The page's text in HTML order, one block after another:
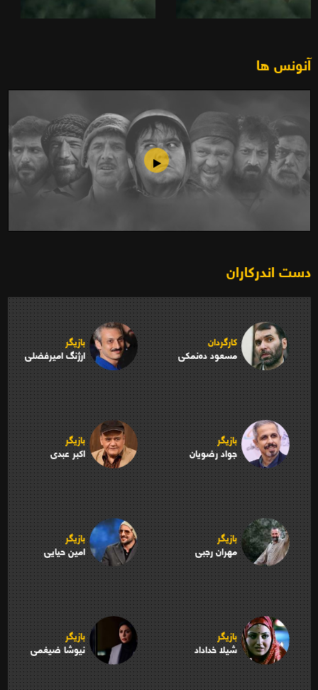
آنونس ها
دست اندرکاران
کارگردان
مسعود ده‌نمکی
بازیگر
ارژنگ امیرفضلی
بازیگر
جواد رضویان
بازیگر
اکبر عبدی
بازیگر
مهران رجبی
بازیگر
امین حیایی
بازیگر
شیلا خداداد
بازیگر
نیوشا ضیغمی